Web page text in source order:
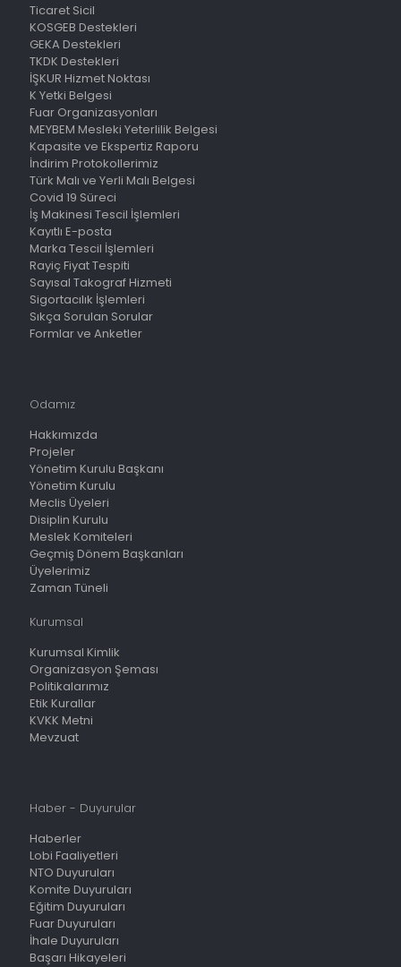
Ticaret Sicil
KOSGEB Destekleri
GEKA Destekleri
TKDK Destekleri
İŞKUR Hizmet Noktası
K Yetki Belgesi
Fuar Organizasyonları
MEYBEM Mesleki Yeterlilik Belgesi
Kapasite ve Ekspertiz Raporu
İndirim Protokollerimiz
Türk Malı ve Yerli Malı Belgesi
Covid 19 Süreci
İş Makinesi Tescil İşlemleri
Kayıtlı E-posta
Marka Tescil İşlemleri
Rayiç Fiyat Tespiti
Sayısal Takograf Hizmeti
Sigortacılık İşlemleri
Sıkça Sorulan Sorular
Formlar ve Anketler
Odamız
Hakkımızda
Projeler
Yönetim Kurulu Başkanı
Yönetim Kurulu
Meclis Üyeleri
Disiplin Kurulu
Meslek Komiteleri
Geçmiş Dönem Başkanları
Üyelerimiz
Zaman Tüneli
Kurumsal
Kurumsal Kimlik
Organizasyon Şeması
Politikalarımız
Etik Kurallar
KVKK Metni
Mevzuat
Haber - Duyurular
Haberler
Lobi Faaliyetleri
NTO Duyuruları
Komite Duyuruları
Eğitim Duyuruları
Fuar Duyuruları
İhale Duyuruları
Başarı Hikayeleri